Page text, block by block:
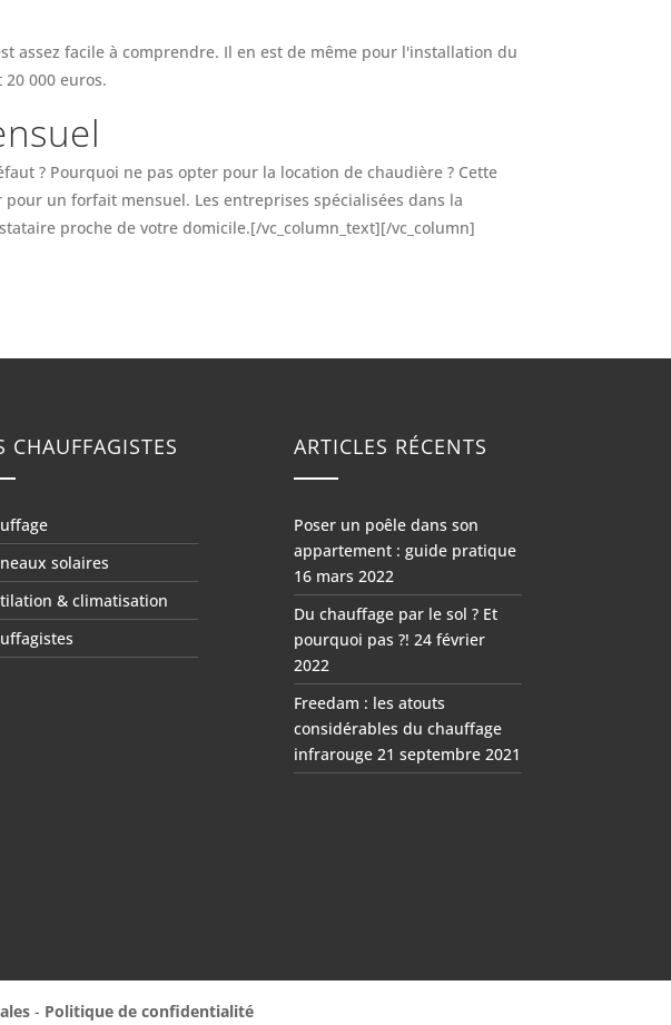
assez facile à comprendre. Il en est de même pour l'installation du
000 euros.
? Pourquoi ne pas opter pour la location de chaudière ? Cette
un forfait mensuel. Les entreprises spécialisées dans la
proche de votre domicile.[/vc_column_text][/vc_column]
CHAUFFAGISTES
solaires
& climatisation
ARTICLES RÉCENTS
Poser un poêle dans son
appartement : guide pratique
16 mars 2022
Du chauffage par le sol ? Et
pourquoi pas ?! 24 février
2022
Freedam : les atouts
considérables du chauffage
infrarouge 21 septembre 2021
- Politique de confidentialité